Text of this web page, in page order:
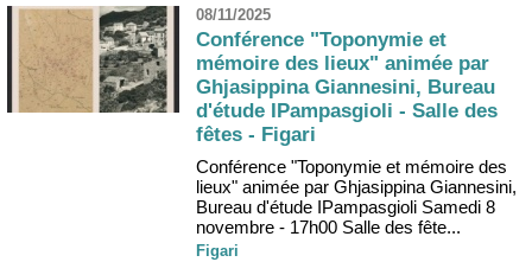
08/11/2025
Conférence "Toponymie et
mémoire des lieux" animée par
Ghjasippina Giannesini, Bureau
d'étude IPampasgioli - Salle des
fêtes - Figari
Conférence "Toponymie et mémoire des
lieux" animée par Ghjasippina Giannesini,
Bureau d'étude IPampasgioli Samedi 8
novembre - 17h00 Salle des fête...
Figari